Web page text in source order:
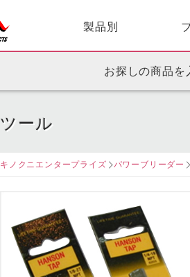
製品別
お探しの商品を
ツール
キノクニエンタープライズ パワーブリーダー